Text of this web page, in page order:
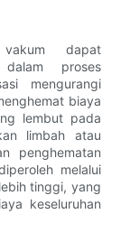
vakum dapat
proses
mengurangi
biaya
lembut pada
limbah atau
penghematan
melalui
tinggi, yang
keseluruhan